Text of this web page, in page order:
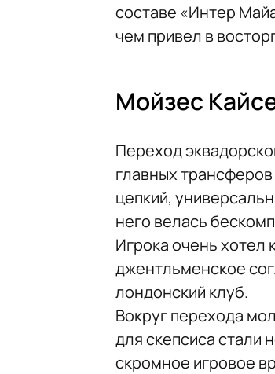
составе «Интер
чем привел в
Мойзес
Переход
главных
цепкий,
него велась
Игрока очень хотел
джентльменское
лондонский клуб.
Вокруг перехода
для скепсиса стали
скромное игровое